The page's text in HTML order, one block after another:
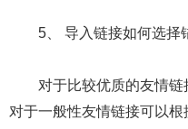
5、 导入链接如何选择
对于比较优质的友情链
对于一般性友情链接可以